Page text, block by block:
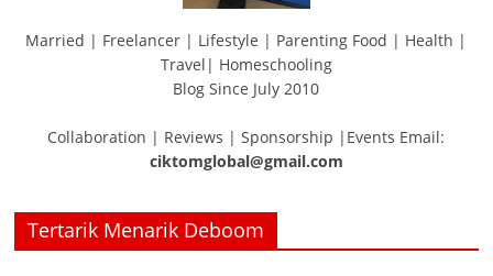
Married | Freelancer | Lifestyle | Parenting Food | Health |
Travel| Homeschooling
Blog Since July 2010
Collaboration | Reviews | Sponsorship |Events Email:
ciktomglobal@gmail.com
Tertarik Menarik Deboom